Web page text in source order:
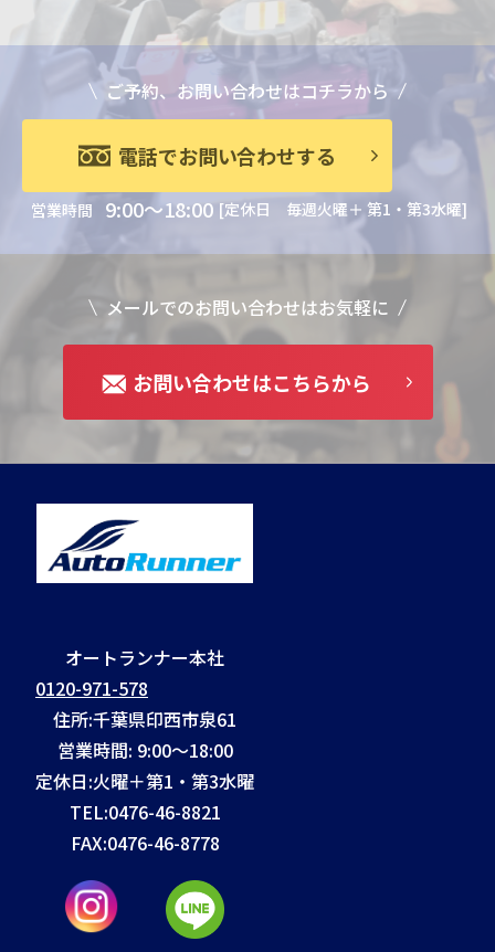
ご予約、お問い合わせはコチラから
電話でお問い合わせする
営業時間 9:00～18:00 [定休日 毎週火曜＋ 第1・第3水曜]
メールでのお問い合わせはお気軽に
お問い合わせはこちらから
オートランナー本社
0120-971-578
住所:千葉県印西市泉61
営業時間: 9:00～18:00
定休日:火曜＋第1・第3水曜
TEL:0476-46-8821
FAX:0476-46-8778